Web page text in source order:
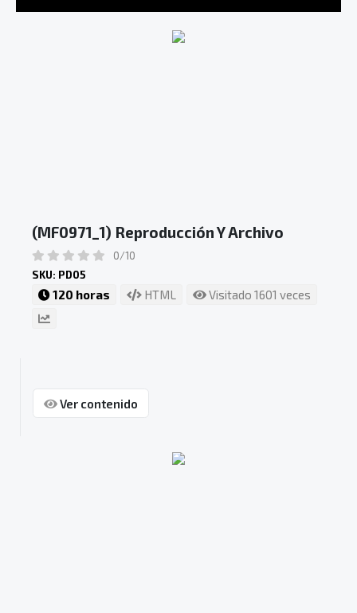
(MF0971_1) Reproducción Y Archivo
0/10
SKU: PD05
120 horas HTML Visitado 1601 veces
Ver contenido